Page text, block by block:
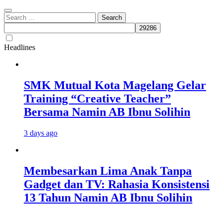
Search
for:
Headlines
SMK Mutual Kota Magelang Gelar
Training “Creative Teacher”
Bersama Namin AB Ibnu Solihin
3 days ago
Membesarkan Lima Anak Tanpa
Gadget dan TV: Rahasia Konsistensi
13 Tahun Namin AB Ibnu Solihin